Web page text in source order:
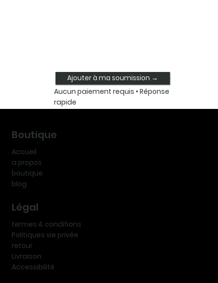
Ajouter à ma soumission →
Aucun paiement requis • Réponse
rapide
Boutique
Accueil
a propos
boutique
blog
Légal
termes & conditions
Politiques vie privée
retour
Livraison
Accessibilité